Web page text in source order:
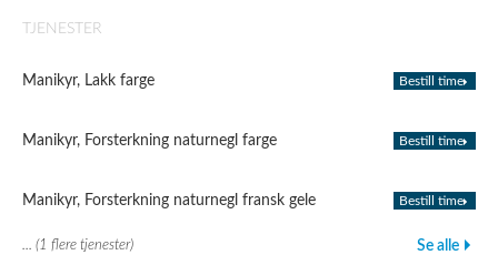
TJENESTER
Manikyr, Lakk farge Bestill time
Manikyr, Forsterkning naturnegl farge Bestill time
Manikyr, Forsterkning naturnegl fransk gele Bestill time
... (1 flere tjenester) Se alle